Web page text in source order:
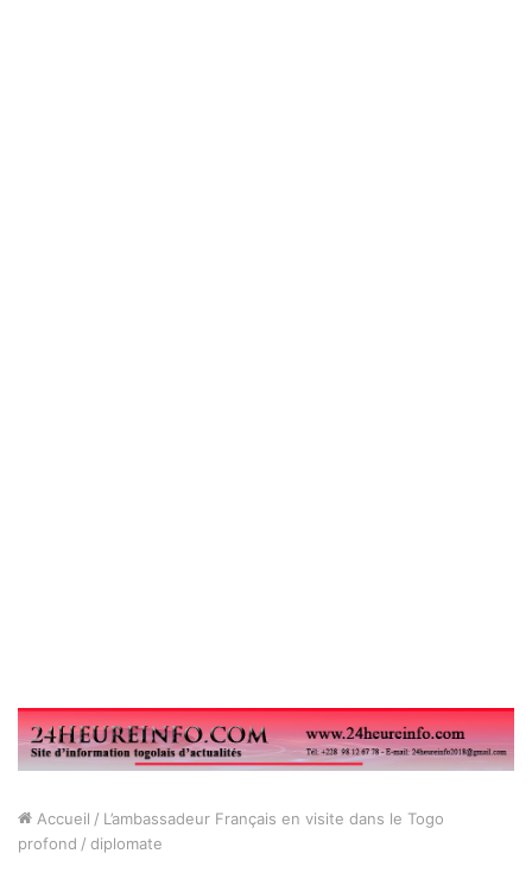
Accueil / L’ambassadeur Français en visite dans le Togo
profond / diplomate